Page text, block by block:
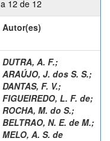
12 de 12
Autor(es)
DUTRA, A. F.;
ARAÚJO, J. dos S. S.;
DANTAS, F. V.;
FIGUEIREDO, L. F. de;
ROCHA, M. do S.;
BELTRAO, N. E. de M.;
MELO, A. S. de